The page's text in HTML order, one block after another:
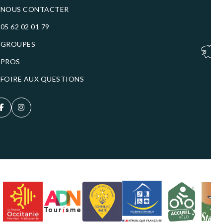
NOUS CONTACTER
05 62 02 01 79
GROUPES
PROS
FOIRE AUX QUESTIONS